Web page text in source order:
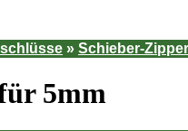
» Schieber-
5mm